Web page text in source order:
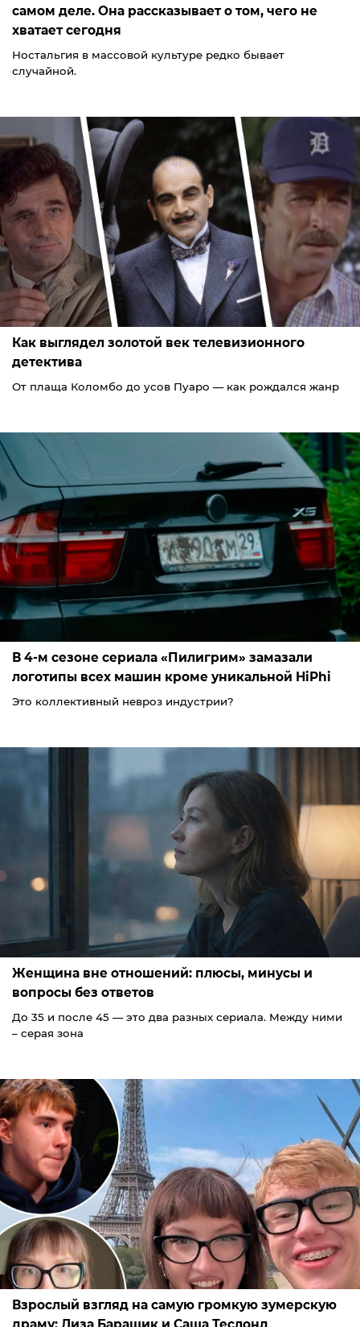
самом деле. Она рассказывает о том, чего не
хватает сегодня
Ностальгия в массовой культуре редко бывает
случайной.
Как выглядел золотой век телевизионного
детектива
От плаща Коломбо до усов Пуаро — как рождался жанр
В 4-м сезоне сериала «Пилигрим» замазали
логотипы всех машин кроме уникальной HiPhi
Это коллективный невроз индустрии?
Женщина вне отношений: плюсы, минусы и
вопросы без ответов
До 35 и после 45 — это два разных сериала. Между ними
– серая зона
Взрослый взгляд на самую громкую зумерскую